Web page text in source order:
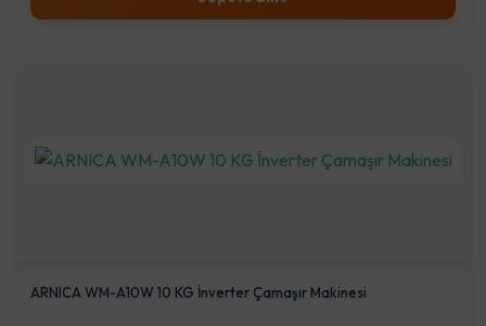
ARNICA WM-A10W 10 KG İnverter Çamaşır Makinesi